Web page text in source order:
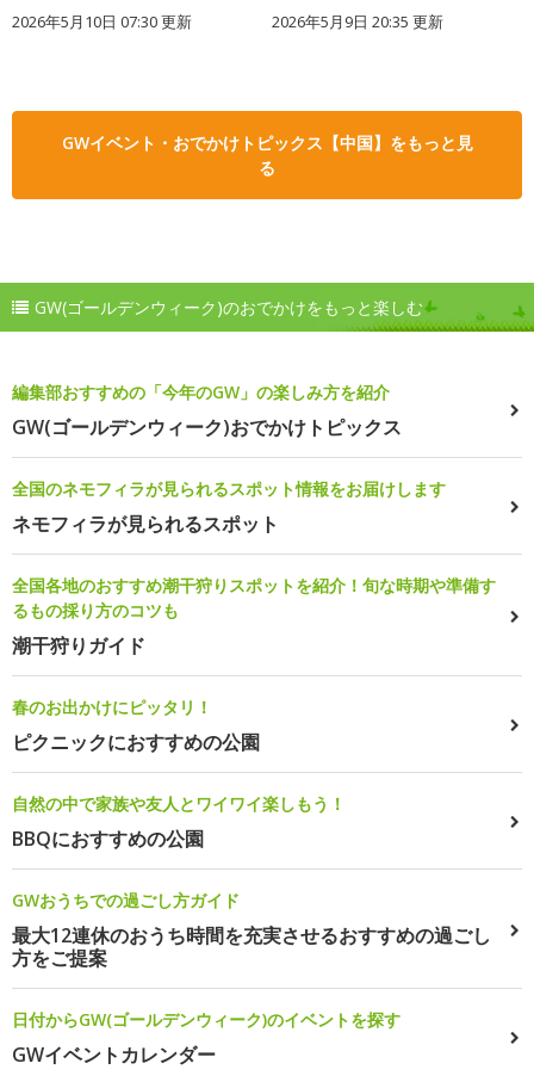
2026年5月10日 07:30 更新 2026年5月9日 20:35 更新
GWイベント・おでかけトピックス【中国】をもっと見
る
GW(ゴールデンウィーク)のおでかけをもっと楽しむ
編集部おすすめの「今年のGW」の楽しみ方を紹介
GW(ゴールデンウィーク)おでかけトピックス
全国のネモフィラが見られるスポット情報をお届けします
ネモフィラが見られるスポット
全国各地のおすすめ潮干狩りスポットを紹介！旬な時期や準備す
るもの採り方のコツも
潮干狩りガイド
春のお出かけにピッタリ！
ピクニックにおすすめの公園
自然の中で家族や友人とワイワイ楽しもう！
BBQにおすすめの公園
GWおうちでの過ごし方ガイド
最大12連休のおうち時間を充実させるおすすめの過ごし
方をご提案
日付からGW(ゴールデンウィーク)のイベントを探す
GWイベントカレンダー